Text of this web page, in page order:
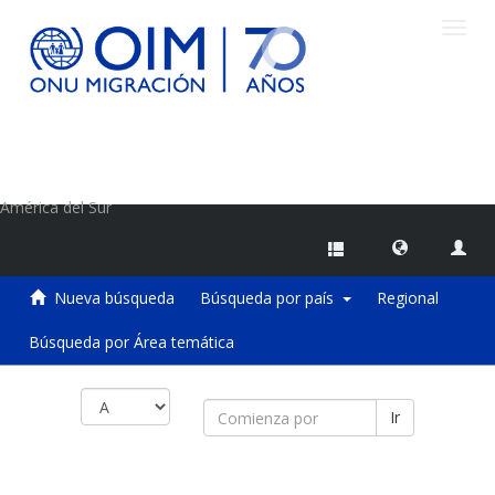
América del Sur
Nueva búsqueda Búsqueda por país Regional
Búsqueda por Área temática
Ir